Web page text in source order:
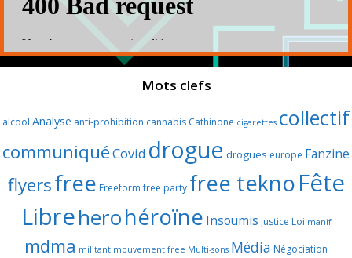
Mots clefs
alcool Analyse anti-prohibition cannabis Cathinone cigarettes collectif
communiquéCovid drogue drogues europe Fanzine
flyersfree Freeform free party free teknoFête
Libreherohéroïne Insoumis justice Loi manif
mdma militant mouvement free Multi-sons Média Négociation